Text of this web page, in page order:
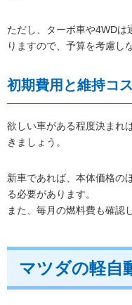
ただし、ターボ車や4WDは
りますので、予算を考慮し
初期費用と維持コ
欲しい車がある程度決まれ
きましょう。
新車であれば、本体価格の
る必要があります。
また、毎月の燃料費も確認
マツダの軽自